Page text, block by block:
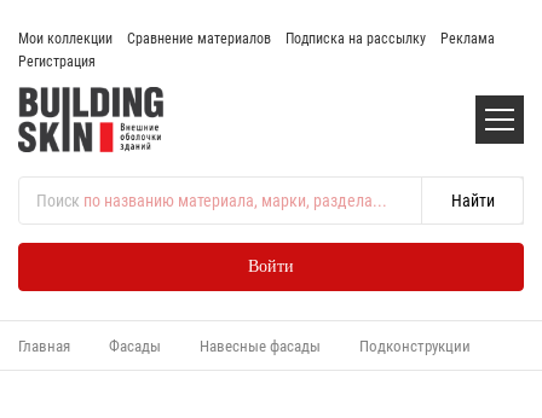
Мои коллекции Сравнение материалов Подписка на рассылку
Реклама
Регистрация
Поиск по названию материала, марки, раздела...
Войти
Главная Фасады Навесные фасады Подконструкции